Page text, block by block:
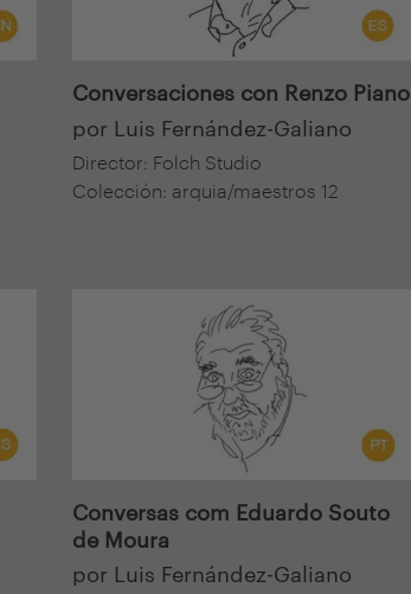
Conversaciones con Renzo Piano
por Luis Fernández-Galiano
Director: Folch Studio
Colección: arquia/maestros 12
Conversas com Eduardo Souto
de Moura
por Luis Fernández-Galiano